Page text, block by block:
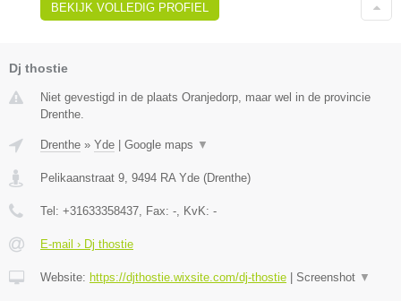
BEKIJK VOLLEDIG PROFIEL
Dj thostie
Niet gevestigd in de plaats Oranjedorp, maar wel in de provincie
Drenthe.
Drenthe » Yde Google maps ▼
Pelikaanstraat 9, 9494 RA Yde (Drenthe)
Tel: +31633358437, Fax: -, KvK: -
E-mail › Dj thostie
Website: https://djthostie.wixsite.com/dj-thostie Screenshot ▼